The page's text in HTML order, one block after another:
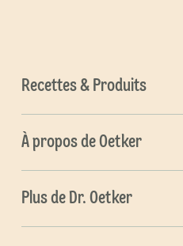
Recettes & Produits
À propos de Oetker
Plus de Dr. Oetker